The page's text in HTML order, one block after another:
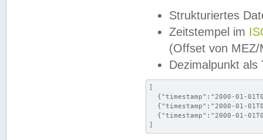
Strukturiertes
Zeitstempel im
(Offset von MEZ/
Dezimalpunkt als
[
{"timestamp":"2000-01-
{"timestamp":"2000-01-
{"timestamp":"2000-01-
]